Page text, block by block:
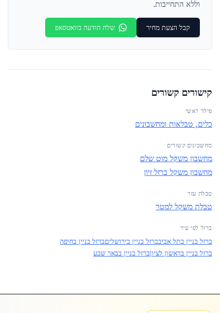
וללא התחייבות.
קבל הצעת מחיר שלח הודעה בוואטסאפ
קישורים קשורים
פילר ראשי
כלים, טבלאות ומחשבונים
מחשבונים קשורים
מחשבון משקל מוט שלם
מחשבון משקל ברזל זיון
טבלת עזר
טבלת משקל למטר
ברזל לפי עיר
ברזל בניין בתל אביבברזל בניין בירושליםברזל בניין בחיפה
ברזל בניין בראשון לציוןברזל בניין בבאר שבע